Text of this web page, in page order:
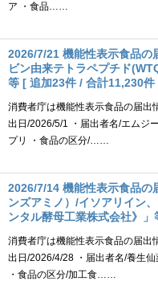
ア ・食品……
2026/7/21 機能性表示食品
ビン由来テトラペプチド
等 [ 追加23件 / 合計11,230件
消費者庁は機能性表示食品の届出
出日/2026/5/1 ・届出者名/エムジ
プリ ・食品の区分/……
2026/7/14 機能性表示食品
ンズアミノ）/イソアリイン
ンタル酵母工業株式会社》
消費者庁は機能性表示食品の届出
出日/2026/4/28 ・届出者名/養生
・食品の区分/加工食……